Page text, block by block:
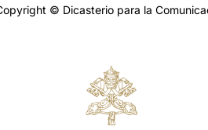
© Dicasterio para la